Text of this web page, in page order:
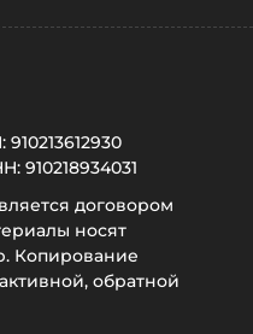
910218934031
договором
носят
Копирование
обратной